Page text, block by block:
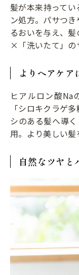
髪が本来持って
ン処方。パサつ
るおいを与え、髪
×「洗いたて」の
よりヘアケア
ヒアルロン酸Na
「シロキクラゲ
シのある髪へ導
用。より美しい髪
自然なツヤと